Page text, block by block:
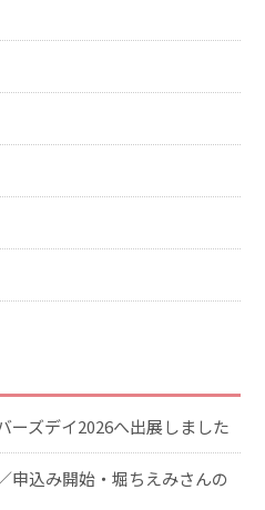
ーズデイ2026へ出展しました
申込み開始・堀ちえみさんの